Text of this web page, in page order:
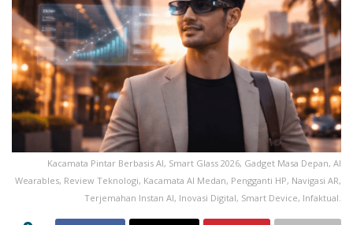
Kacamata Pintar Berbasis AI, Smart Glass 2026, Gadget Masa Depan, AI
Wearables, Review Teknologi, Kacamata AI Medan, Pengganti HP, Navigasi AR,
Terjemahan Instan AI, Inovasi Digital, Smart Device, Infaktual.